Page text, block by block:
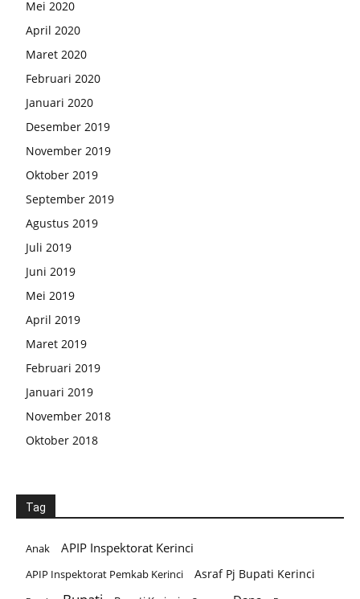
Mei 2020
April 2020
Maret 2020
Februari 2020
Januari 2020
Desember 2019
November 2019
Oktober 2019
September 2019
Agustus 2019
Juli 2019
Juni 2019
Mei 2019
April 2019
Maret 2019
Februari 2019
Januari 2019
November 2018
Oktober 2018
Tag
Anak APIP Inspektorat Kerinci
APIP Inspektorat Pemkab Kerinci Asraf Pj Bupati Kerinci